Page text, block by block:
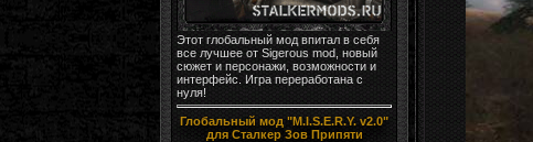
Этот глобальный мод впитал в себя
все лучшее от Sigerous mod, новый
сюжет и персонажи, возможности и
интерфейс. Игра переработана с
нуля!
Глобальный мод "M.I.S.E.R.Y. v2.0"
для Сталкер Зов Припяти